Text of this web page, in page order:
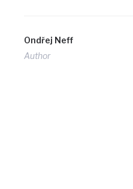
Ondřej Neff
Author